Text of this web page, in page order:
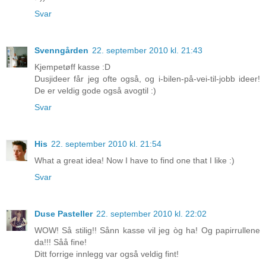
Svar
Svenngården 22. september 2010 kl. 21:43
Kjempetøff kasse :D
Dusjideer får jeg ofte også, og i-bilen-på-vei-til-jobb ideer!
De er veldig gode også avogtil :)
Svar
His 22. september 2010 kl. 21:54
What a great idea! Now I have to find one that I like :)
Svar
Duse Pasteller 22. september 2010 kl. 22:02
WOW! Så stilig!! Sånn kasse vil jeg òg ha! Og papirrullene
da!!! Såå fine!
Ditt forrige innlegg var også veldig fint!